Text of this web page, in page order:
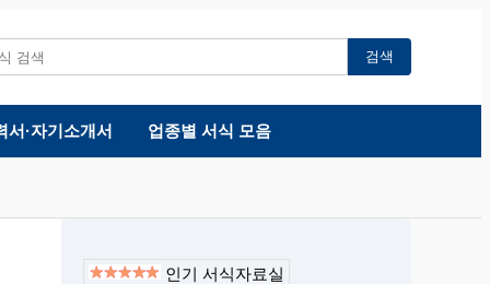
검색
서·자기소개서 업종별 서식 모음
인기 서식자료실